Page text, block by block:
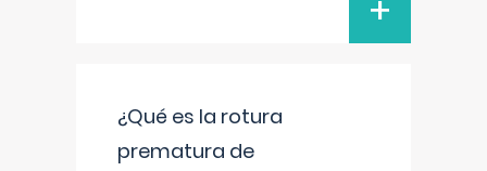
+
¿Qué es la rotura
prematura de